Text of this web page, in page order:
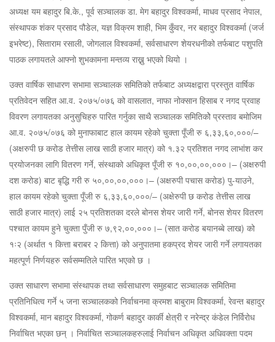
अध्यक्ष यम बहादुर बि.के., पूर्व सञ्चालक डा. मेग बहादुर विश्वकर्मा, माधव प्रसाद नेपाल,
संस्थापक शंकर प्रसाद पौडेल, यज्ञ विक्रम शाही, भिम कुँवर, नर बहादुर विश्वकर्मा (जर्ज
इभरेष्ट), सिताराम रसाली, जोगलाल विश्वकर्मा, सर्वसाधारण शेयरधनीको तर्फबाट पशुपति
पाठक लगायतले आफ्नो शुभकामना मन्तव्य राख्नु भएको थियो ।
उक्त वार्षिक साधारण सभामा सञ्चालक समितिको तर्फबाट अध्यक्षद्वारा प्रस्तुत वार्षिक
प्रतिवेदन सहित आ.व. २०७५/०७६ को वासलात, नाफा नोक्सान हिसाब र नगद प्रवाह
विवरण लगायतका अनुसुचिहरु पारित गर्नुका साथै सञ्चालक समितिकोे प्रस्ताव बमोजिम
आ.व. २०७५/०७६ को मुनाफाबाट हाल कायम रहेको चुक्ता पूँजी रु ६,३३,६०,०००/–
(अक्षरुपी छ करोड तेत्तीस लाख साठी हजार मात्र) को १.३२ प्रतिशत नगद लाभांश कर
प्रयोजनका लागि वितरण गर्ने, संस्थाको अधिकृत पूँजी रु १०,००,००,०००।– (अक्षरुपी
दश करोड) बाट बृद्धि गरी रु ५०,००,००,०००।– (अक्षरुपी पचास करोड) पु-याउने,
हाल कायम रहेको चुक्ता पूँजी रु ६,३३,६०,०००/– (अक्षेरुपी छ करोड तेत्तीस लाख
साठी हजार मात्र) लाई २५ प्रतिशतका दरले बोनस शेयर जारी गर्ने, बोनस शेयर वितरण
पश्चात कायम हुने चुक्ता पुँजी रु ७,९२,००,०००।– (सात करोड बयानब्बे लाख) को
१ः२ (अर्थात १ कित्ता बराबर २ कित्ता) को अनुपातमा हकप्रद शेयर जारी गर्ने लगायतका
महत्पूर्ण निर्णयहरु सर्वसम्मतिले पारित भएको छ ।
उक्त साधारण सभामा संस्थापक तथा सर्वसाधारण समुहबाट सञ्चालक समितिमा
प्रतिनिधित्व गर्ने ५ जना सञ्चालकको निर्वाचनमा क्रमश बाबुराम विश्वकर्मा, रेवन्त बहादुर
विश्वकर्मा, मान बहादुर विश्वकर्मा, गोकर्ण बहादुर कार्की क्षेत्री र नरेन्द्र कंडेल निर्विरोध
निर्वाचित भएका छन् । निर्वाचित सञ्चालकहरुलाई निर्वाचन अधिकृत अधिवक्ता पदम